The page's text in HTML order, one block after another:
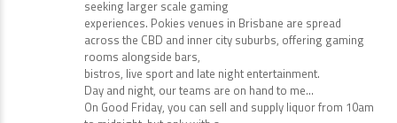
seeking larger scale gaming
experiences. Pokies venues in Brisbane are spread
across the CBD and inner city suburbs, offering gaming
rooms alongside bars,
bistros, live sport and late night entertainment.
Day and night, our teams are on hand to me…
On Good Friday, you can sell and supply liquor from 10am